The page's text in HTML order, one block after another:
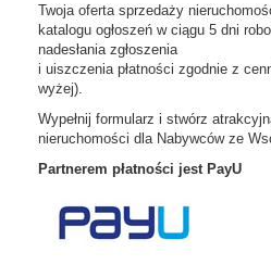
Twoja oferta sprzedaży
katalogu ogłoszeń w ciągu 5 dni
nadesłania zgłoszenia
i uiszczenia płatności zgodnie z
wyżej).
Wypełnij formularz i stwórz
nieruchomości dla Nabywców ze
Partnerem płatności jest PayU